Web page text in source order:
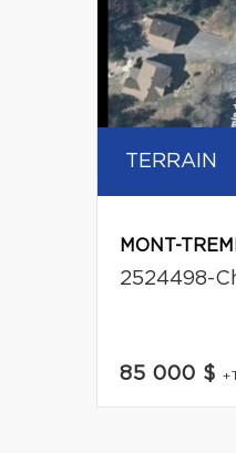
TERRAIN
MONT-
2524498-
85 000 $